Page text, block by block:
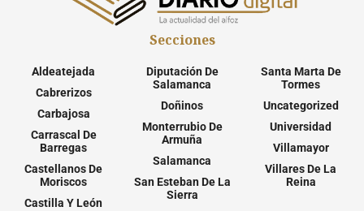
Secciones
Aldeatejada
Cabrerizos
Carbajosa
Carrascal De
Barregas
Castellanos De
Moriscos
Castilla Y León
Diputación De
Salamanca
Doñinos
Monterrubio De
Armuña
Salamanca
San Esteban De La
Sierra
Santa Marta De
Tormes
Uncategorized
Universidad
Villamayor
Villares De La
Reina